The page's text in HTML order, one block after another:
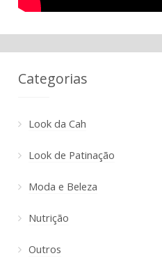
Categorias
Look da Cah
Look de Patinação
Moda e Beleza
Nutrição
Outros